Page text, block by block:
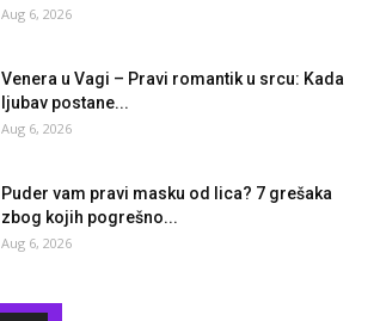
Aug 6, 2026
Venera u Vagi – Pravi romantik u srcu: Kada
ljubav postane...
Aug 6, 2026
Puder vam pravi masku od lica? 7 grešaka
zbog kojih pogrešno...
Aug 6, 2026